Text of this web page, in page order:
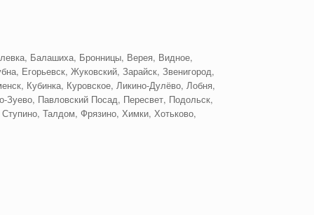
Балашиха, Бронницы, Верея, Видное,
Егорьевск, Жуковский, Зарайск, Звенигород,
Кубинка, Куровское, Ликино-Дулёво, Лобня,
Павловский Посад, Пересвет, Подольск,
Талдом, Фрязино, Химки, Хотьково,